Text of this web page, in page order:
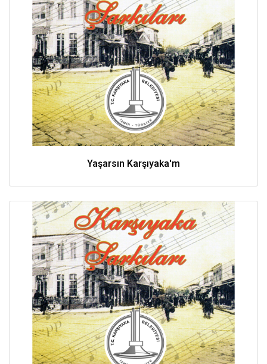
Yaşarsın Karşıyaka'm